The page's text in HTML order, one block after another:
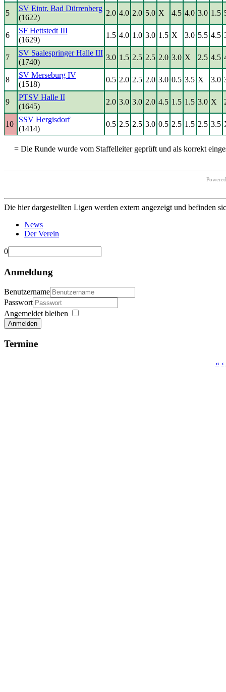
5
SV Eintr. Bad Dürrenberg
(1622)
2.0 4.0 2.0 5.0 X 4.5 4.0 3.0 1.5
6
SF Hettstedt III
(1629)
1.5 4.0 1.0 3.0 1.5 X 3.0 5.5 4.5
7
SV Saalespringer Halle III
(1740)
3.0 1.5 2.5 2.5 2.0 3.0 X 2.5 4.5
8
SV Merseburg IV
(1518)
0.5 2.0 2.5 2.0 3.0 0.5 3.5 X 3.0
9
PTSV Halle II
(1645)
2.0 3.0 3.0 2.0 4.5 1.5 1.5 3.0 X
10
SSV Hergisdorf
(1414)
0.5 2.5 2.5 3.0 0.5 2.5 1.5 2.5 3.5
= Die Runde wurde vom Staffelleiter geprüft und als korrekt
Die hier dargestellten Ligen werden extern angezeigt und befinden
News
Der Verein
0
Anmeldung
Benutzername
Passwort
Angemeldet bleiben
Anmelden
Termine
« ‹